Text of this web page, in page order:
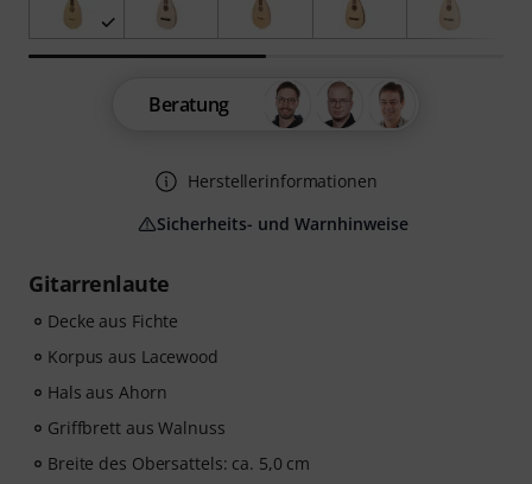
Gitarrenlaute
Decke aus Fichte
Korpus aus Lacewood
Hals aus Ahorn
Griffbrett aus Walnuss
Breite des Obersattels: ca. 5,0 cm
Beratung
Herstellerinformationen
Sicherheits- und Warnhinweise